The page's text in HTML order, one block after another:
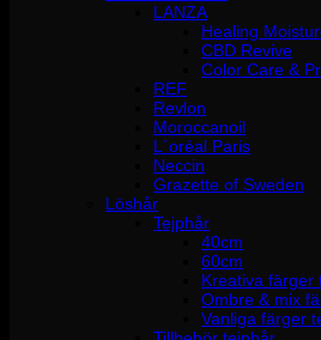
LANZA
Healing
CBD Revive
Color Care &
REF
Revlon
Moroccanoil
L´oréal Paris
Neccin
Grazette of Sweden
Löshår
Tejphår
40cm
60cm
Kreativa färger
Ombre & mix
Vanliga färger